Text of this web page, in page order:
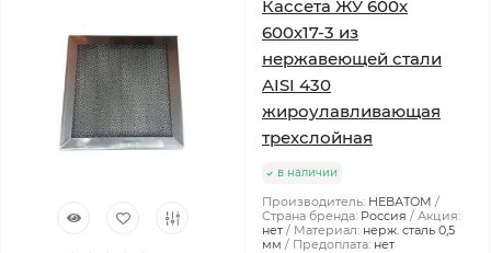
Кассета ЖУ 600х
600х17-3 из
нержавеющей стали
AISI 430
жироулавливающая
трехслойная
в наличии
Производитель: НЕВАТОМ
Страна бренда: Россия
Акция:
нет
Материал: нерж. сталь 0,5
мм
Предоплата: нет